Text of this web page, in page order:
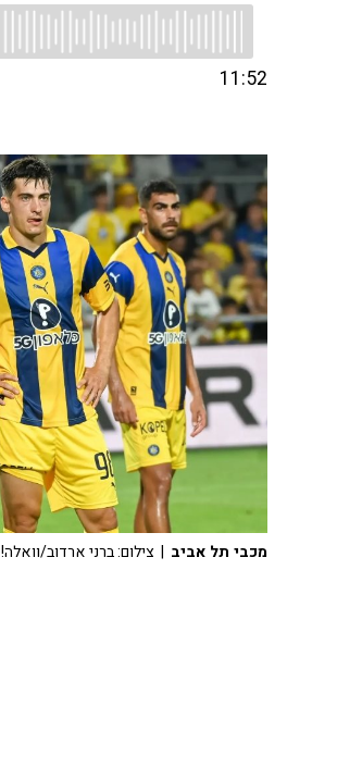
11:52
מכבי תל אביב | צילום: ברני ארדוב/וואלה!